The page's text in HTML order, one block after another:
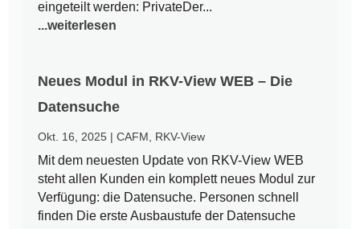
eingeteilt werden: PrivateDer...
...weiterlesen
Neues Modul in RKV-View WEB – Die
Datensuche
Okt. 16, 2025 |CAFM RKV-View
Mit dem neuesten Update von RKV-View WEB
steht allen Kunden ein komplett neues Modul zur
Verfügung: die Datensuche. Personen schnell
finden Die erste Ausbaustufe der Datensuche